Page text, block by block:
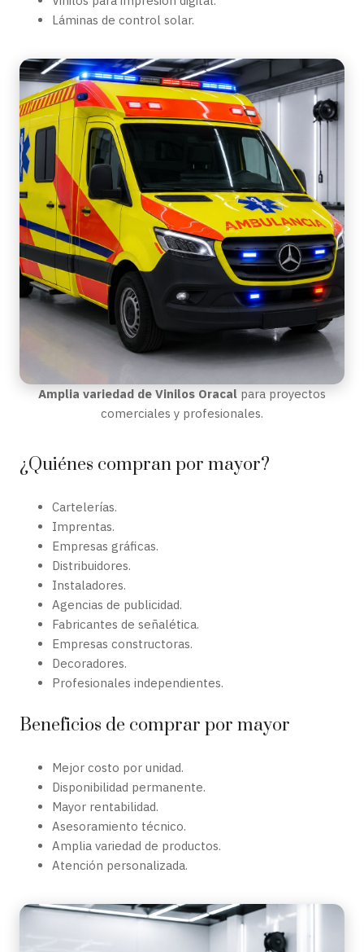
Láminas de control solar.
Amplia variedad de Vinilos Oracal para proyectos
comerciales y profesionales.
¿Quiénes compran por mayor?
Cartelerías.
Imprentas.
Empresas gráficas.
Distribuidores.
Instaladores.
Agencias de publicidad.
Fabricantes de señalética.
Empresas constructoras.
Decoradores.
Profesionales independientes.
Beneficios de comprar por mayor
Mejor costo por unidad.
Disponibilidad permanente.
Mayor rentabilidad.
Asesoramiento técnico.
Amplia variedad de productos.
Atención personalizada.